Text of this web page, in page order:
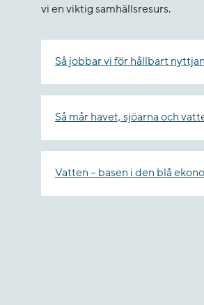
vi en viktig samhällsresurs.
Så jobbar vi för hållbart
Så mår havet, sjöarna och
Vatten – basen i den blå